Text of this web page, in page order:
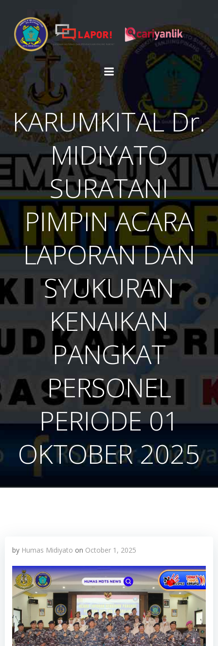
content
KARUMKITAL Dr.
MIDIYATO
SURATANI
PIMPIN ACARA
LAPORAN DAN
SYUKURAN
KENAIKAN
PANGKAT
PERSONEL
PERIODE 01
OKTOBER 2025
by Humas Midiyato on October 1, 2025